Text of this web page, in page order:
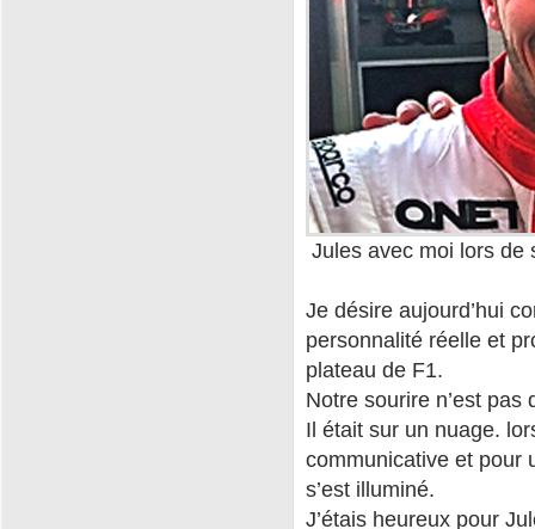
Jules avec moi lors de
Je désire aujourd’hui
personnalité réelle et
plateau de F1.
Notre sourire n’est
Il était sur un nuage.
communicative et pour
s’est illuminé.
J’étais heureux pour